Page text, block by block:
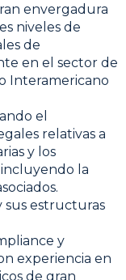
envergadura
niveles de
de
en el sector de
Interamericano
el
relativas a
y los
la
sus estructuras
y
experiencia en
de gran